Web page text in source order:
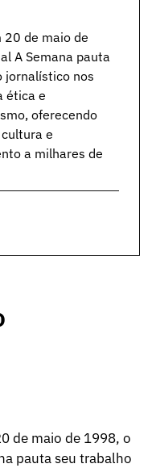
20 de maio de
A Semana pauta
jornalístico nos
ética e
oferecendo
e
a milhares de
de maio de 1998, o
pauta seu trabalho